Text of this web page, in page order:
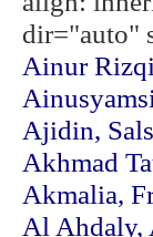
dir="auto"
Ainur
Ajidin,
Akhmad
Akmalia,
Al Ahdaly,